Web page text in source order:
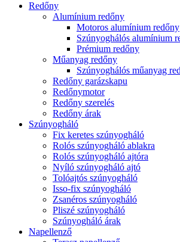
Redőny
Alumínium redőny
Motoros alumínium redőny
Szúnyoghálós alumínium
Prémium redőny
Műanyag redőny
Szúnyoghálós műanyag
Redőny garázskapu
Redőnymotor
Redőny szerelés
Redőny árak
Szúnyogháló
Fix keretes szúnyogháló
Rolós szúnyogháló ablakra
Rolós szúnyogháló ajtóra
Nyíló szúnyogháló ajtó
Tolóajtós szúnyogháló
Isso-fix szúnyogháló
Zsanéros szúnyogháló
Pliszé szúnyogháló
Szúnyogháló árak
Napellenző